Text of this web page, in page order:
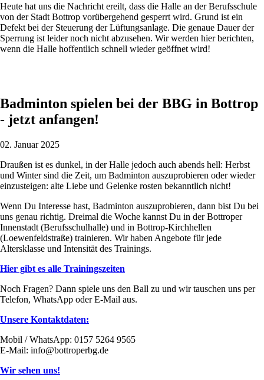
Heute hat uns die Nachricht ereilt, dass die Halle an der Berufsschule
von der Stadt Bottrop vorübergehend gesperrt wird. Grund ist ein
Defekt bei der Steuerung der Lüftungsanlage. Die genaue Dauer der
Sperrung ist leider noch nicht abzusehen. Wir werden hier berichten,
wenn die Halle hoffentlich schnell wieder geöffnet wird!
Badminton spielen bei der BBG in Bottrop
- jetzt anfangen!
02. Januar 2025
Draußen ist es dunkel, in der Halle jedoch auch abends hell: Herbst
und Winter sind die Zeit, um Badminton auszuprobieren oder wieder
einzusteigen: alte Liebe und Gelenke rosten bekanntlich nicht!
Wenn Du Interesse hast, Badminton auszuprobieren, dann bist Du bei
uns genau richtig. Dreimal die Woche kannst Du in der Bottroper
Innenstadt (Berufsschulhalle) und in Bottrop-Kirchhellen
(Loewenfeldstraße) trainieren. Wir haben Angebote für jede
Altersklasse und Intensität des Trainings.
Hier gibt es alle Trainingszeiten
Noch Fragen? Dann spiele uns den Ball zu und wir tauschen uns per
Telefon, WhatsApp oder E-Mail aus.
Unsere Kontaktdaten:
Mobil / WhatsApp: 0157 5264 9565
E-Mail: info@bottroperbg.de
Wir sehen uns!